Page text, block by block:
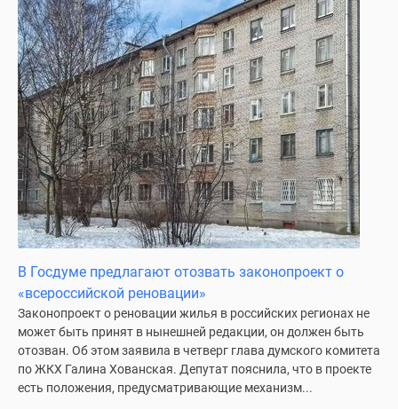
В Госдуме предлагают отозвать законопроект о
«всероссийской реновации»
Законопроект о реновации жилья в российских регионах не
может быть принят в нынешней редакции, он должен быть
отозван. Об этом заявила в четверг глава думского комитета
по ЖКХ Галина Хованская. Депутат пояснила, что в проекте
есть положения, предусматривающие механизм...